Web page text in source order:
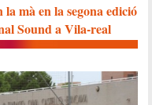
mà en la segona edició
Sound a Vila-real